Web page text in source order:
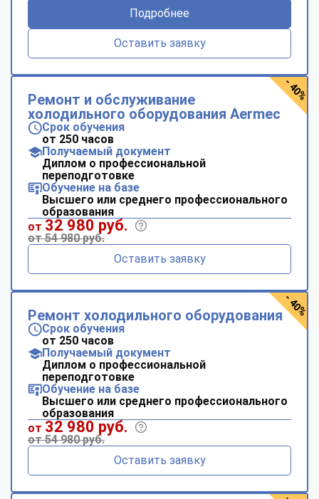
Подробнее
Оставить заявку
Ремонт и обслуживание
холодильного оборудования Aermec
Срок обучения
от 250 часов
Получаемый документ
Диплом о профессиональной
переподготовке
Обучение на базе
Высшего или среднего профессионального
образования
от 32 980 руб.
от 54 980 руб.
Оставить заявку
- 40%
Ремонт холодильного оборудования
Срок обучения
от 250 часов
Получаемый документ
Диплом о профессиональной
переподготовке
Обучение на базе
Высшего или среднего профессионального
образования
от 32 980 руб.
от 54 980 руб.
Оставить заявку
- 40%